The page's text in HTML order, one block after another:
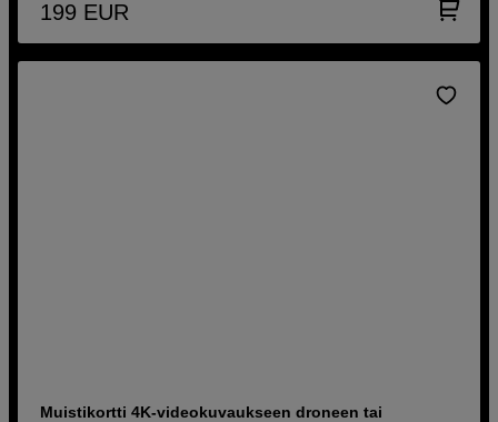
199 EUR
Muistikortti 4K-videokuvaukseen droneen tai